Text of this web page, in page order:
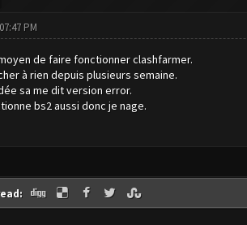
PM
de faire fonctionner clashfarmer.
à rien depuis plusieurs semaine.
sa me dit version error.
bs2 aussi donc je nage.